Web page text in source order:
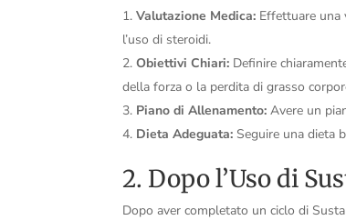
Valutazione Medica: Effettuare una
l’uso di steroidi.
Obiettivi Chiari: Definire
della forza o la perdita di grasso
Piano di Allenamento: Avere un
Dieta Adeguata: Seguire una dieta
2. Dopo l’Uso di
Dopo aver completato un ciclo di